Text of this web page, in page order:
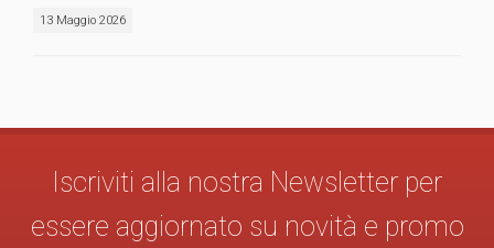
13 Maggio 2026
Iscriviti alla nostra Newsletter per
essere aggiornato su novità e promo